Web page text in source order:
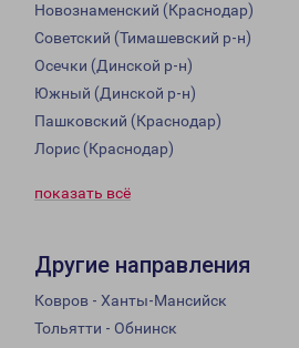
Новознаменский (Краснодар)
Советский (Тимашевский р-н)
Осечки (Динской р-н)
Южный (Динской р-н)
Пашковский (Краснодар)
Лорис (Краснодар)
показать всё
Другие направления
Ковров - Ханты-Мансийск
Тольятти - Обнинск